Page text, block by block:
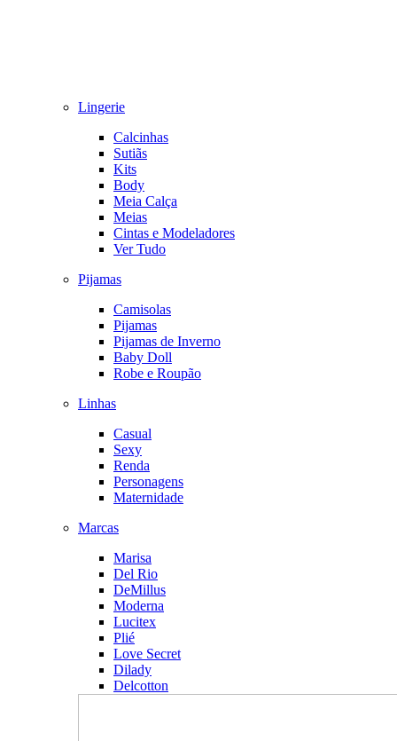
Lingerie
Calcinhas
Sutiãs
Kits
Body
Meia Calça
Meias
Cintas e Modeladores
Ver Tudo
Pijamas
Camisolas
Pijamas
Pijamas de Inverno
Baby Doll
Robe e Roupão
Linhas
Casual
Sexy
Renda
Personagens
Maternidade
Marcas
Marisa
Del Rio
DeMillus
Moderna
Lucitex
Plié
Love Secret
Dilady
Delcotton